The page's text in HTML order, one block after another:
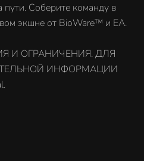
пути. Соберите команду в
экшне от BioWare™ и EA.
И ОГРАНИЧЕНИЯ. ДЛЯ
ИНФОРМАЦИИ